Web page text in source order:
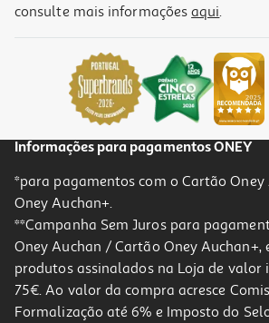
Refrigerantes Com Gás Sumol Ananás 2x1.75l
+0,20 € Depósito
-25%
consulte mais informaçõesaqui.
Informações para pagamentos ONEY
*para pagamentos com o Cartão
Oney Auchan+.
**Campanha Sem Juros para
Oney Auchan / Cartão Oney Auchan+,
produtos assinalados na Loja de valor
75€. Ao valor da compra acresce
Formalização até 6% e Imposto do